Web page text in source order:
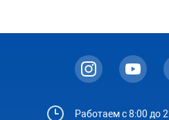
Работаем с 8:00 до